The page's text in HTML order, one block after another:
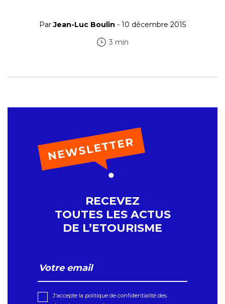
ParJean-Luc Boulin - 10 décembre 2015
3 min
RECEVEZ
TOUTES LES ACTUS
DE L’ETOURISME
J'accepte la politique de confidentialité des